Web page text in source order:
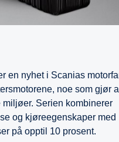
en nyhet i Scanias
noe som gjør
miljøer. Serien kombinerer
og kjøreegenskaper med
på opptil 10 prosent.